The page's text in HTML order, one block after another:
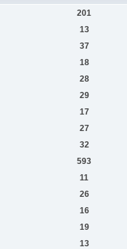
201
13
37
18
28
29
17
27
32
593
11
26
16
19
13